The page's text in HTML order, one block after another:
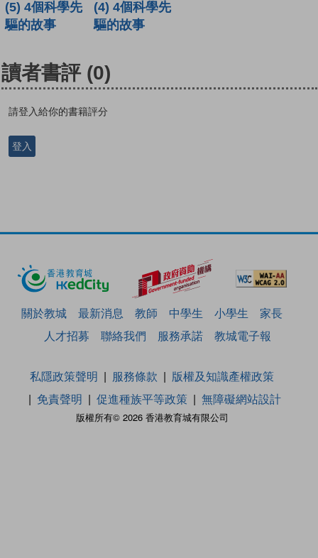
(5) 4個科學先
驅的故事
(4) 4個科學先
驅的故事
讀者書評 (0)
請登入給你的書籍評分
登入
關於教城 最新消息 教師 中學生 小學生
家長
人才招募
聯絡我們 服務承諾 教城電子報
版權所有© 2026 香港教育城有限公司
私隱政策聲明 服務條款
版權及知識產權政策
免責聲明
促進種族平等政策 無障礙網站設計